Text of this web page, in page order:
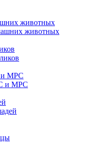
животных
животных
и МРС
и МРС